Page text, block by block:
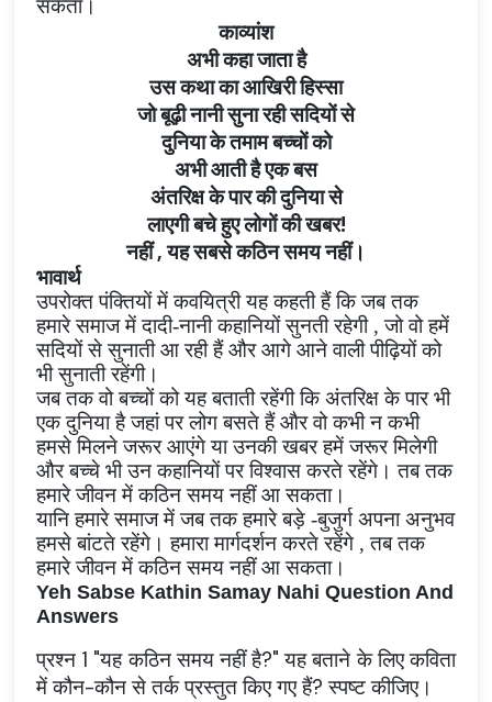
सकता।
काव्यांश
अभी कहा जाता है
उस कथा का आखिरी हिस्सा
जो बूढ़ी नानी सुना रही सदियों से
दुनिया के तमाम बच्चों को
अभी आती है एक बस
अंतरिक्ष के पार की दुनिया से
लाएगी बचे हुए लोगों की खबर!
नहीं,यह सबसे कठिन समय नहीं।
भावार्थ
उपरोक्त पंक्तियों में कवयित्री यह कहती हैं कि जब तक
हमारे समाज में दादी-नानी कहानियों सुनती रहेगी ,जो वो हमें
सदियों से सुनाती आ रही हैं और आगे आने वाली पीढ़ियों को
भी सुनाती रहेंगी।
जब तक वो बच्चों को यह बताती रहेंगी कि अंतरिक्ष के पार भी
एक दुनिया है जहां पर लोग बसते हैं और वो कभी न कभी
हमसे मिलने जरूर आएंगे या उनकी खबर हमें जरूर मिलेगी
और बच्चे भी उन कहानियों पर विश्वास करते रहेंगे। तब तक
हमारे जीवन में कठिन समय नहीं आ सकता।
यानि हमारे समाज में जब तक हमारे बड़े -बुजुर्ग अपना अनुभव
हमसे बांटते रहेंगे। हमारा मार्गदर्शन करते रहेंगे ,तब तक
हमारे जीवन में कठिन समय नहीं आ सकता।
Yeh Sabse Kathin Samay Nahi Question And
Answers
प्रश्न 1 "यह कठिन समय नहीं है?" यह बताने के लिए कविता
में कौन-कौन से तर्क प्रस्तुत किए गए हैं? स्पष्ट कीजिए।